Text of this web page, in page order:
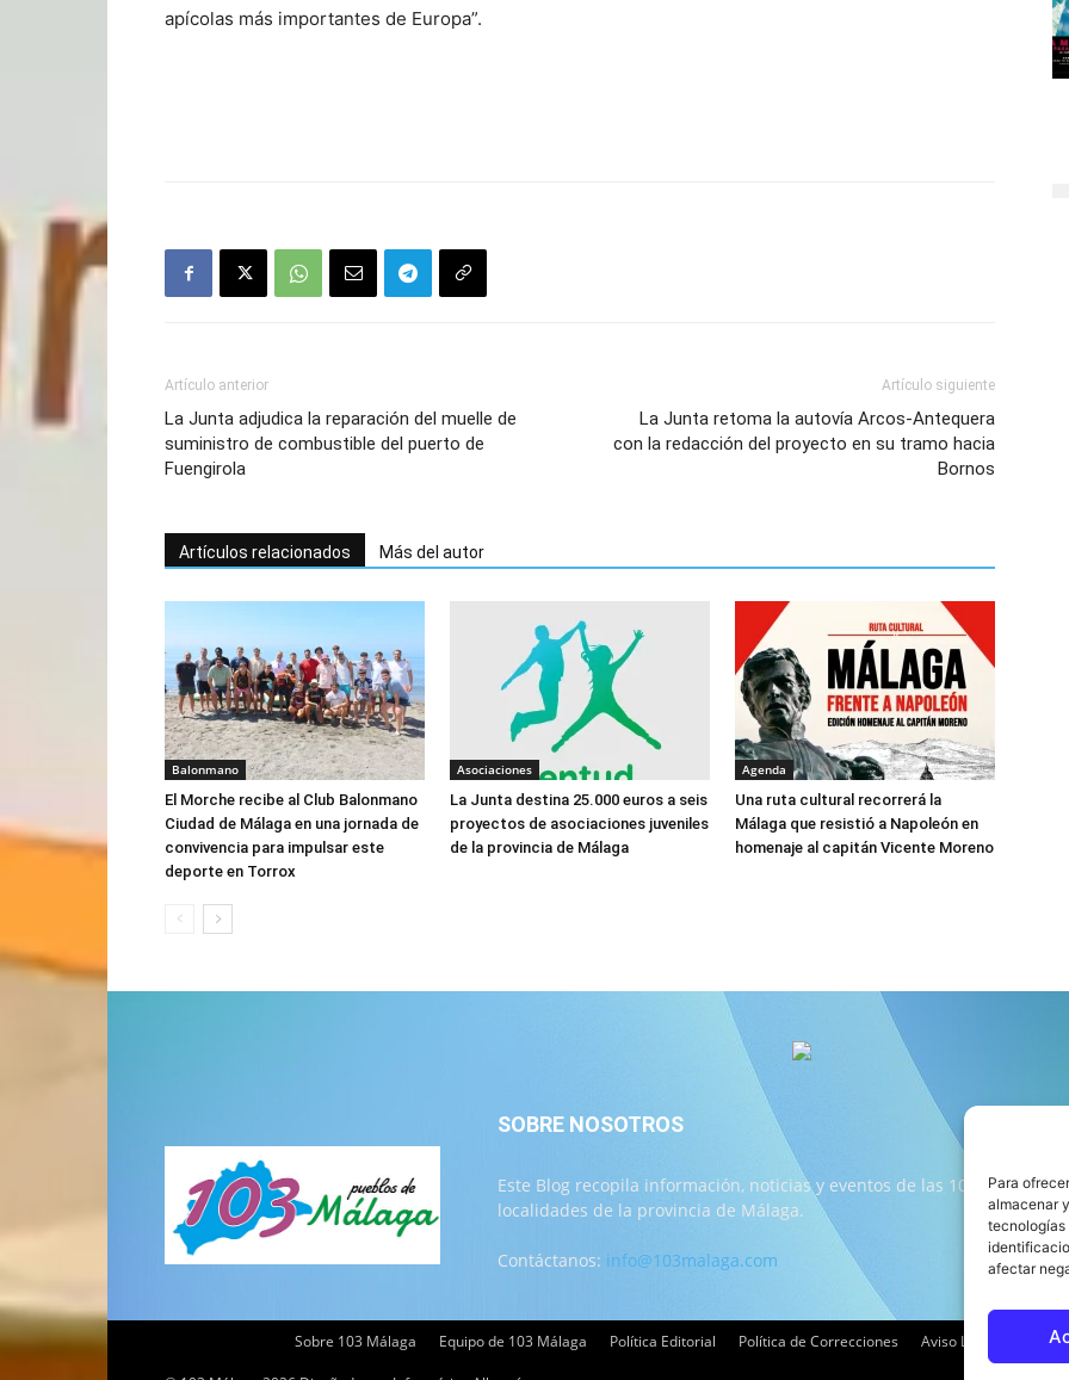
Para
almacenar
tecnologías
afectar
apícolas más importantes de Europa”.
Artículo anterior
La Junta adjudica la reparación del muelle de
suministro de combustible del puerto de
Fuengirola
Artículo siguiente
La Junta retoma la autovía Arcos-Antequera
con la redacción del proyecto en su tramo hacia
Bornos
Artículos relacionados Más del autor
Balonmano
El Morche recibe al Club Balonmano
Ciudad de Málaga en una jornada de
convivencia para impulsar este
deporte en Torrox
Asociaciones
La Junta destina 25.000 euros a seis
proyectos de asociaciones juveniles
de la provincia de Málaga
Agenda
Una ruta cultural recorrerá la
Málaga que resistió a Napoleón en
homenaje al capitán Vicente Moreno
SOBRE NOSOTROS
Este Blog recopila información, noticias y eventos de las 103
localidades de la provincia de Málaga.
Contáctanos: info@103malaga.com
Sobre 103 Málaga Equipo de 103 Málaga Política Editorial Política de Correcciones Aviso Legal